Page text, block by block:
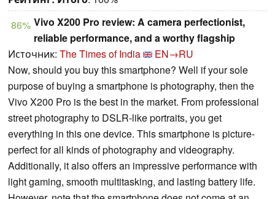
86% Vivo X200 Pro review: A camera perfectionist,
reliable performance, and a worthy flagship
Источник: The Times of India
EN→RU
Now, should you buy this smartphone? Well if your sole
purpose of buying a smartphone is photography, then the
Vivo X200 Pro is the best in the market. From professional
street photography to DSLR-like portraits, you get
everything in this one device. This smartphone is picture-
perfect for all kinds of photography and videography.
Additionally, it also offers an impressive performance with
light gaming, smooth multitasking, and lasting battery life.